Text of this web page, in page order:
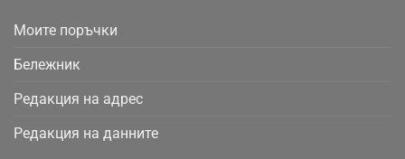
Моите поръчки
Бележник
Редакция на адрес
Редакция на данните